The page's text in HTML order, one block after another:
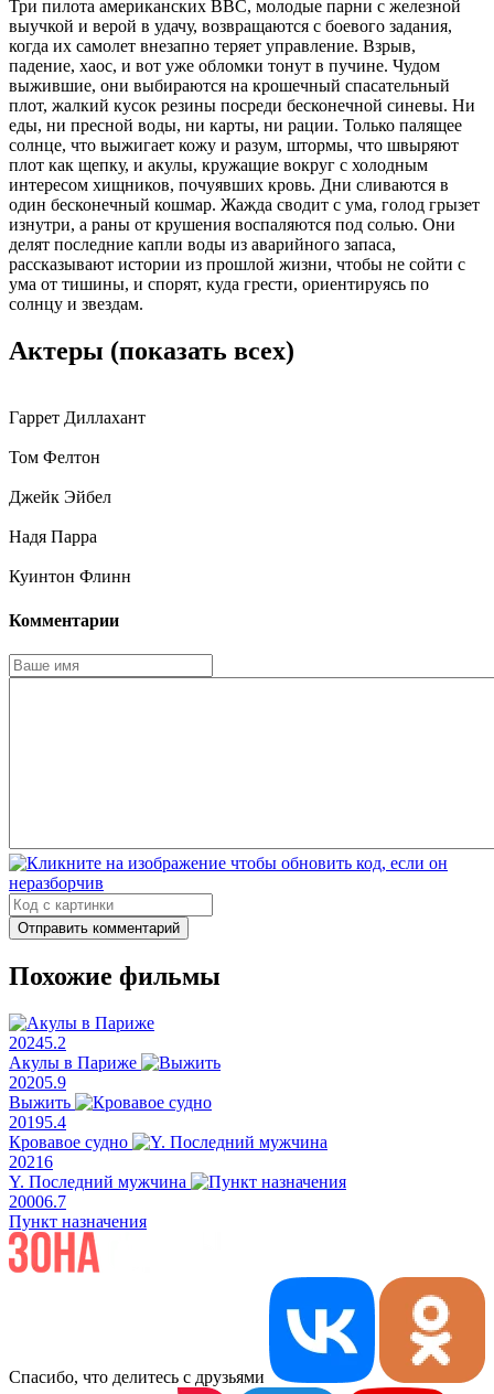
Три пилота американских ВВС, молодые парни с железной
выучкой и верой в удачу, возвращаются с боевого задания,
когда их самолет внезапно теряет управление. Взрыв,
падение, хаос, и вот уже обломки тонут в пучине. Чудом
выжившие, они выбираются на крошечный спасательный
плот, жалкий кусок резины посреди бесконечной синевы. Ни
еды, ни пресной воды, ни карты, ни рации. Только палящее
солнце, что выжигает кожу и разум, штормы, что швыряют
плот как щепку, и акулы, кружащие вокруг с холодным
интересом хищников, почуявших кровь. Дни сливаются в
один бесконечный кошмар. Жажда сводит с ума, голод грызет
изнутри, а раны от крушения воспаляются под солью. Они
делят последние капли воды из аварийного запаса,
рассказывают истории из прошлой жизни, чтобы не сойти с
ума от тишины, и спорят, куда грести, ориентируясь по
солнцу и звездам.
Актеры (показать всех)
Гаррет Диллахант
Том Фелтон
Джейк Эйбел
Надя Парра
Куинтон Флинн
Комментарии
Отправить комментарий
Похожие фильмы
20245.2
Акулы в Париже
20205.9
Выжить
20195.4
Кровавое судно
20216
Y. Последний мужчина
20006.7
Пункт назначения
Спасибо, что делитесь с друзьями